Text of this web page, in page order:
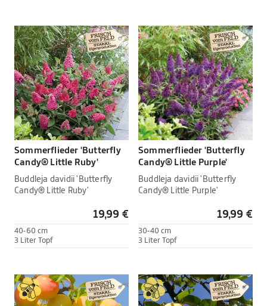
Sommerflieder 'Butterfly
Candy® Little Ruby'
Buddleja davidii 'Butterfly
Candy® Little Ruby'
19,99 €
40-60 cm
3 Liter Topf
Sommerflieder 'Butterfly
Candy® Little Purple'
Buddleja davidii 'Butterfly
Candy® Little Purple'
19,99 €
30-40 cm
3 Liter Topf